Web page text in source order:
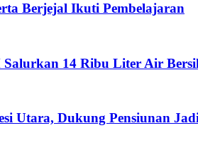
Berjejal Ikuti Pembelajaran
14 Ribu Liter Air
Utara, Dukung Pensiunan